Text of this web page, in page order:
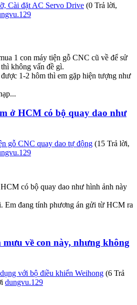
Cài đặt AC Servo Drive (0 Trả lời,
1 con máy tiện gỗ CNC cũ về để sử
không vấn đề gì.
1-2 hôm thì em gặp hiện tượng như
ở HCM có bộ quay dao như
gỗ CNC quay dao tự động (15 Trả lời,
có bộ quay dao như hình ảnh này
Em đang tính phương án gửi từ HCM ra
mưu về con này, nhưng không
với bộ điều khiển Weihong (6 Trả
dungvu.129